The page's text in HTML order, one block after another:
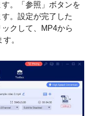
。「参照」ボタンを
。設定が完了した
クして、MP4から
。